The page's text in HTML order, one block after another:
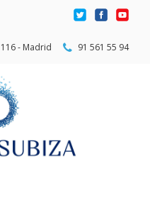
- Madrid 91 561 55 94